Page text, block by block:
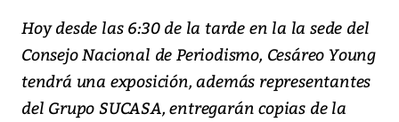
Hoy desde las 6:30 de la tarde en la la sede del
Consejo Nacional de Periodismo, Cesáreo Young
tendrá una exposición, además representantes
del Grupo SUCASA, entregarán copias de la